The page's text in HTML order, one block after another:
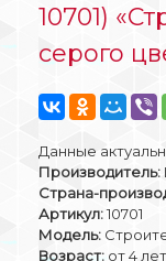
10701)
серого
Данные
Производитель:
Страна-
Артикул:10701
Модель:
Возраст: от 4 лет